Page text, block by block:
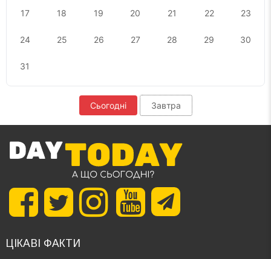
17 18 19 20 21 22 23
24 25 26 27 28 29 30
31
Сьогодні Завтра
ЦІКАВІ ФАКТИ